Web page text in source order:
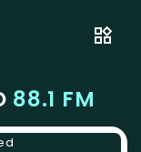
88.1 FM